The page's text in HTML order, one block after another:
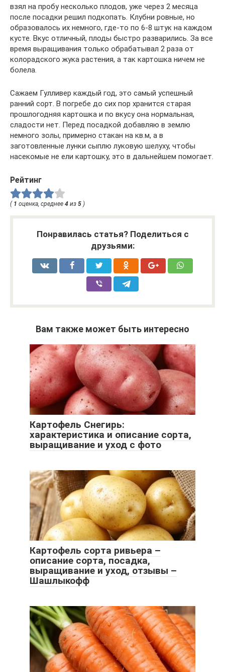
взял на пробу несколько плодов, уже через 2 месяца
после посадки решил подкопать. Клубни ровные, но
образовалось их немного, где-то по 6-8 штук на каждом
кусте. Вкус отличный, плоды быстро разварились. За все
время выращивания только обрабатывал 2 раза от
колорадского жука растения, а так картошка ничем не
болела.
Сажаем Гулливер каждый год, это самый успешный
ранний сорт. В погребе до сих пор хранится старая
прошлогодняя картошка и по вкусу она нормальная,
сладости нет. Перед посадкой добавляю в землю
немного золы, примерно стакан на кв.м, а в
заготовленные лунки сыплю луковую шелуху, чтобы
насекомые не ели картошку, это в дальнейшем помогает.
Рейтинг
( 1 оценка, среднее 4 из 5 )
Понравилась статья? Поделиться с
друзьями:
Вам также может быть интересно
Картофель Снегирь:
характеристика и описание сорта,
выращивание и уход с фото
Картофель сорта ривьера –
описание сорта, посадка,
выращивание и уход, отзывы –
Шашлыкофф